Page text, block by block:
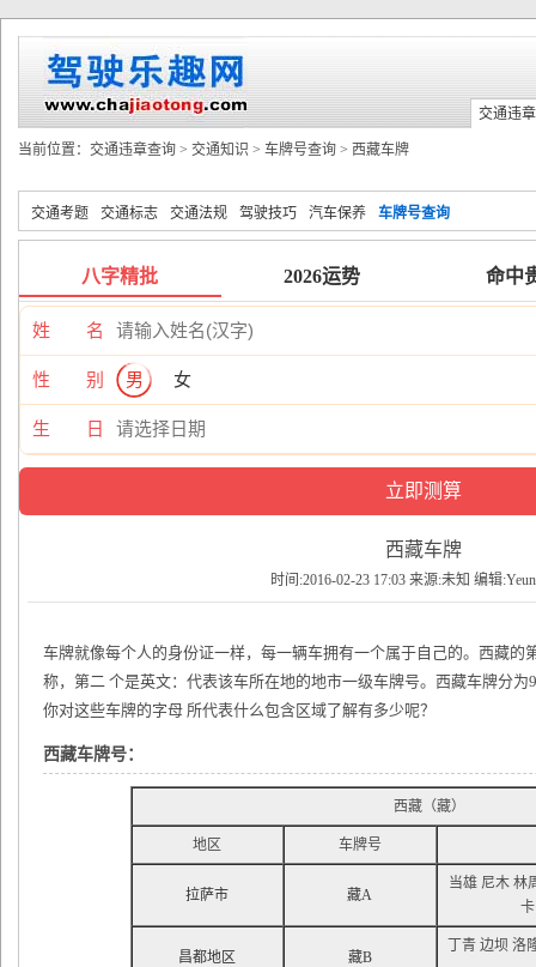
交通违
当前位置： 交通违章查询 > 交通知识 > 车牌号查询 > 西藏车牌
交通考题 交通标志 交通法规 驾驶技巧 汽车保养 车牌号查询
八字精批 2026运势 命中
姓 名
性 别 男 女
生 日
西藏车牌
时间:2016-02-23 17:03 来源:未知 编辑
车牌就像每个人的身份证一样，每一辆车拥有一个属于自己的。西藏的
称，第二 个是英文：代表该车所在地的地市一级车牌号。西藏车牌分
你对这些车牌的字母 所代表什么包含区域了解有多少呢？
西藏车牌号：
西藏（藏）
地区 车牌号
拉萨市 藏A
当雄 尼木 林
昌都地区 藏B
丁青 边坝 洛